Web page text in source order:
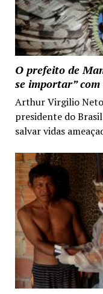
O prefeito de
se importar” com
Arthur Virgilio
presidente do
salvar vidas